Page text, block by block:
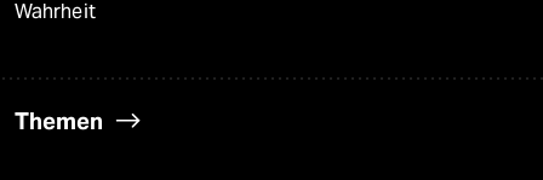
Wahrheit
Themen